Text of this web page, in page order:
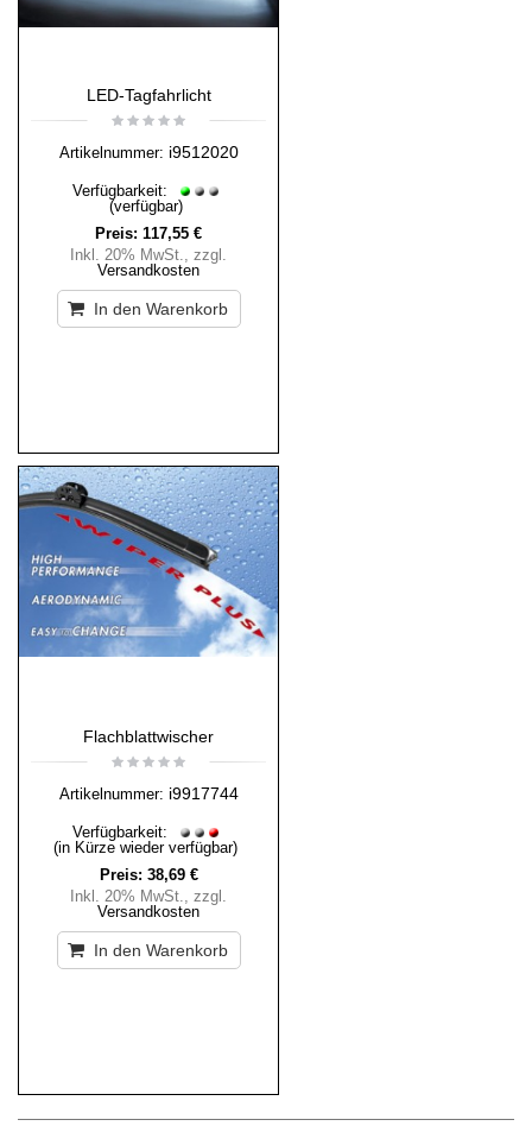
LED-Tagfahrlicht
Artikelnummer: i9512020
Verfügbarkeit:
(verfügbar)
Preis: 117,55 €
Inkl. 20% MwSt., zzgl.
Versandkosten
In den Warenkorb
Flachblattwischer
Artikelnummer: i9917744
Verfügbarkeit:
(in Kürze wieder verfügbar)
Preis: 38,69 €
Inkl. 20% MwSt., zzgl.
Versandkosten
In den Warenkorb